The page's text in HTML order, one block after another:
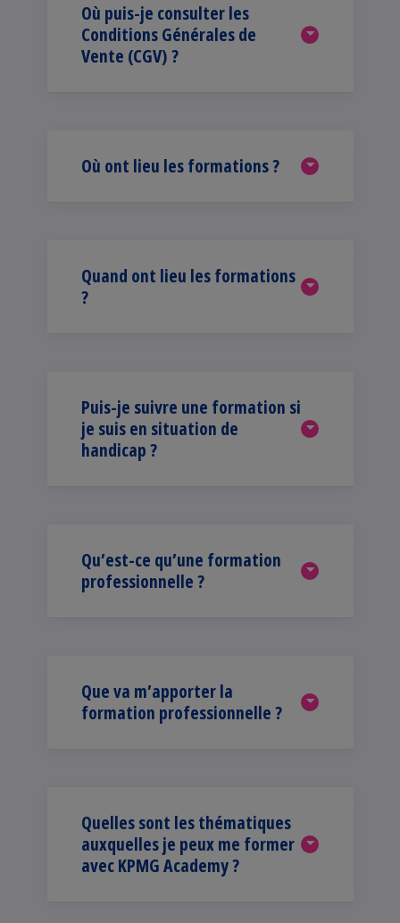
Où puis-je consulter les
Conditions Générales de
Vente (CGV) ?
Où ont lieu les formations ?
Quand ont lieu les formations
?
Puis-je suivre une formation si
je suis en situation de
handicap ?
Qu’est-ce qu’une formation
professionnelle ?
Que va m’apporter la
formation professionnelle ?
Quelles sont les thématiques
auxquelles je peux me former
avec KPMG Academy ?